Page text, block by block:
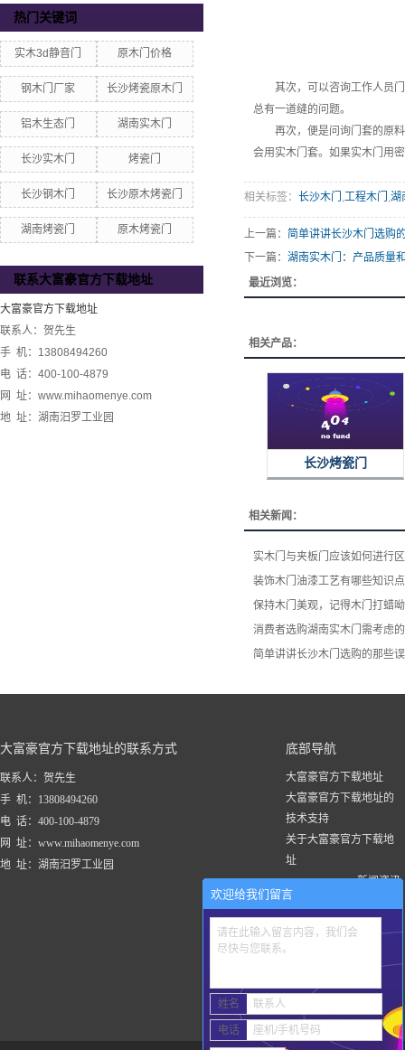
热门关键词
实木3d静音门 原木门价格
钢木门厂家 长沙烤瓷原木门
铝木生态门 湖南实木门
长沙实木门 烤瓷门
长沙钢木门 长沙原木烤瓷门
湖南烤瓷门 原木烤瓷门
联系大富豪官方下载地址
大富豪官方下载地址
联系人：贺先生
手 机：13808494260
电 话：400-100-4879
网 址：www.mihaomenye.com
地 址：湖南汨罗工业园
其次，可以咨询工作人员门
总有一道缝的问题。
再次，便是问询门套的原料
会用实木门套。如果实木门用
相关标签： 长沙木门 ,工程木门 ,湖
上一篇： 简单讲讲长沙木门选购
下一篇： 湖南实木门：产品质量
最近浏览：
相关产品：
长沙烤瓷门
相关新闻：
实木门与夹板门应该如何进行
装饰木门油漆工艺有哪些知识
保持木门美观，记得木门打蜡呦
消费者选购湖南实木门​需考虑
简单讲讲长沙木门选购的那些
大富豪官方下载地址的联系方式
联系人：贺先生
手 机：13808494260
电 话：400-100-4879
网 址：www.mihaomenye.com
地 址：湖南汨罗工业园
底部导航
大富豪官方下载地址
大富豪官方下载地址的
技术支持
关于大富豪官方下载地
址
新闻资讯
大富豪官方下载地址的
工程案例
欢迎给我们留言
请在此输入留言内容，我们会
尽快与您联系。
姓名 联系人
电话 座机/手机号码